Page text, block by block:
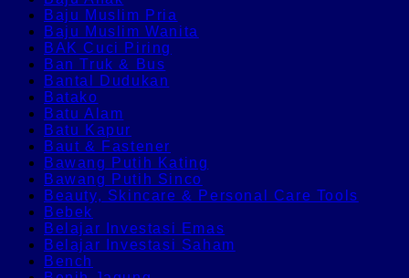
Baju Muslim Pria
Baju Muslim Wanita
BAK Cuci Piring
Ban Truk & Bus
Bantal Dudukan
Batako
Batu Alam
Batu Kapur
Baut & Fastener
Bawang Putih Kating
Bawang Putih Sinco
Beauty, Skincare & Personal Care Tools
Bebek
Belajar Investasi Emas
Belajar Investasi Saham
Bench